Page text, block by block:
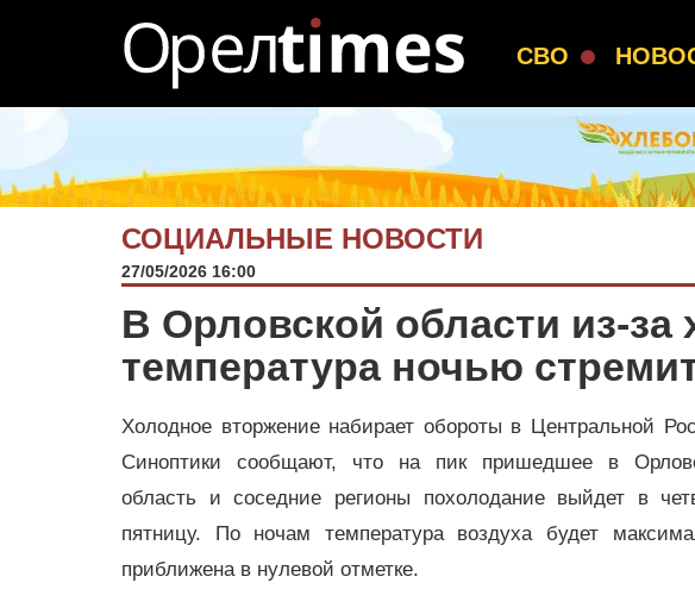
СВО
СОЦИАЛЬНЫЕ НОВОСТИ
27/05/2026 16:00
В Орловской области из-за
температура ночью
Холодное вторжение набирает обороты в Центральной
Синоптики сообщают, что на пик пришедшее в
область и соседние регионы похолодание выйдет в
пятницу. По ночам температура воздуха будет
приближена в нулевой отметке.